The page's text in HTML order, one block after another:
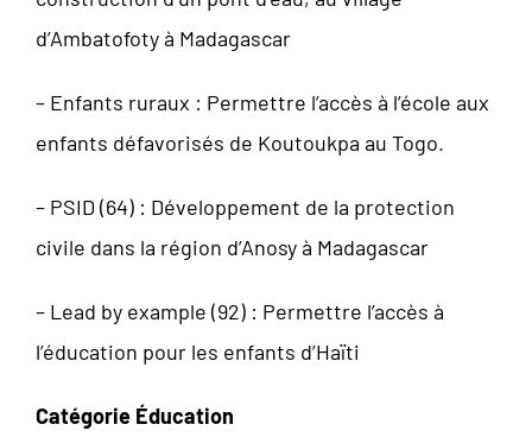
d’Ambatofoty à Madagascar
– Enfants ruraux : Permettre l’accès à l’école aux
enfants défavorisés de Koutoukpa au Togo.
– PSID (64) : Développement de la protection
civile dans la région d’Anosy à Madagascar
– Lead by example (92) : Permettre l’accès à
l’éducation pour les enfants d’Haïti
Catégorie Éducation